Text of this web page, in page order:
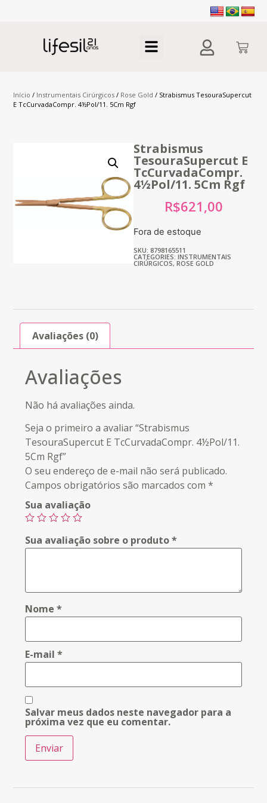
Início / Instrumentais Cirúrgicos / Rose Gold / Strabismus TesouraSupercut
E TcCurvadaCompr. 4½Pol/11. 5Cm Rgf
Strabismus
TesouraSupercut E
TcCurvadaCompr.
4½Pol/11. 5Cm Rgf
R$621,00
Fora de estoque
SKU: 8798165511
CATEGORIES: INSTRUMENTAIS
CIRÚRGICOS, ROSE GOLD
Avaliações (0)
Avaliações
Não há avaliações ainda.
Seja o primeiro a avaliar “Strabismus
TesouraSupercut E TcCurvadaCompr. 4½Pol/11.
5Cm Rgf”
O seu endereço de e-mail não será publicado.
Campos obrigatórios são marcados com*
Sua avaliação
Sua avaliação sobre o produto*
Nome*
E-mail*
Salvar meus dados neste navegador para a
próxima vez que eu comentar.